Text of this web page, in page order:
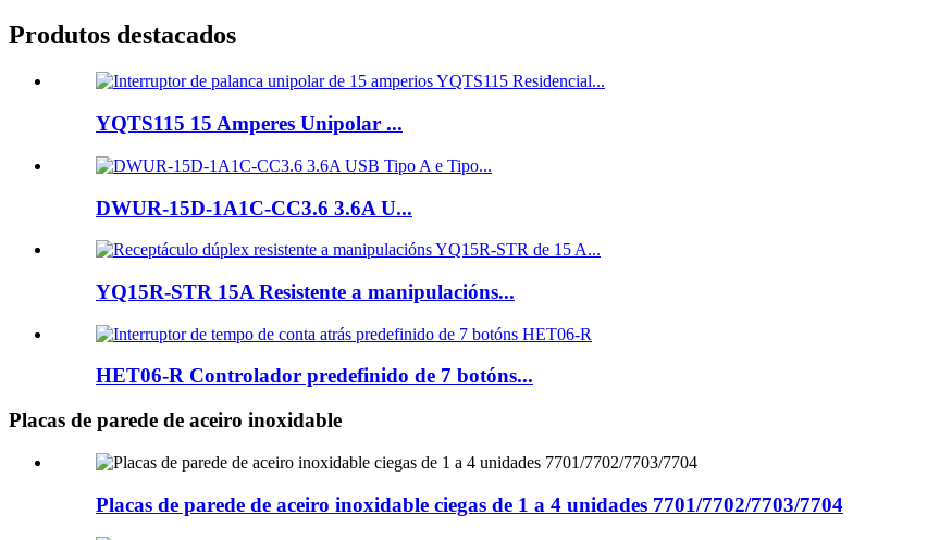
Produtos destacados
YQTS115 15 Amperes Unipolar ...
DWUR-15D-1A1C-CC3.6 3.6A U...
YQ15R-STR 15A Resistente a manipulacións...
HET06-R Controlador predefinido de 7 botóns...
Placas de parede de aceiro inoxidable
Placas de parede de aceiro inoxidable ciegas de 1 a 4 unidades 7701/7702/7703/7704